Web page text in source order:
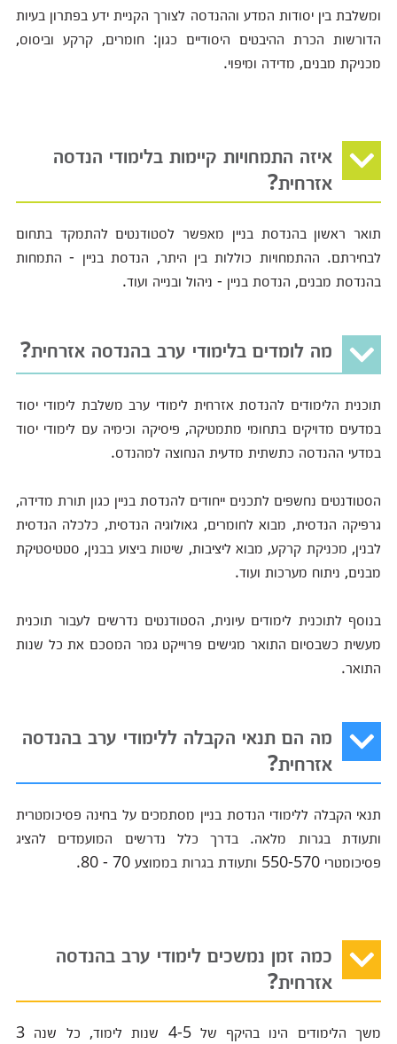
ומשלבת בין יסודות המדע וההנדסה לצורך הקניית ידע בפתרון בעיות
הדורשות הכרת ההיבטים היסודיים כגון: חומרים, קרקע וביסוס,
מכניקת מבנים, מדידה ומיפוי.
איזה התמחויות קיימות בלימודי הנדסה
אזרחית?
תואר ראשון בהנדסת בניין מאפשר לסטודנטים להתמקד בתחום
לבחירתם. ההתמחויות כוללות בין היתר, הנדסת בניין - התמחות
בהנדסת מבנים, הנדסת בניין - ניהול ובנייה ועוד.
מה לומדים בלימודי ערב בהנדסה אזרחית?
תוכנית הלימודים להנדסת אזרחית לימודי ערב משלבת לימודי יסוד
במדעים מדויקים בתחומי מתמטיקה, פיסיקה וכימיה עם לימודי יסוד
במדעי ההנדסה כתשתית מדעית הנחוצה למהנדס.
הסטודנטים נחשפים לתכנים ייחודים להנדסת בניין כגון תורת מדידה,
גרפיקה הנדסית, מבוא לחומרים, גאולוגיה הנדסית, כלכלה הנדסית
לבנין, מכניקת קרקע, מבוא ליציבות, שיטות ביצוע בבנין, סטטיסטיקת
מבנים, ניתוח מערכות ועוד.
בנוסף לתוכנית לימודים עיונית, הסטודנטים נדרשים לעבור תוכנית
מעשית כשבסיום התואר מגישים פרוייקט גמר המסכם את כל שנות
התואר.
מה הם תנאי הקבלה ללימודי ערב בהנדסה
אזרחית?
תנאי הקבלה ללימודי הנדסת בניין מסתמכים על בחינה פסיכומטרית
ותעודת בגרות מלאה. בדרך כלל נדרשים המועמדים להציג
פסיכומטרי 550-570 ותעודת בגרות בממוצע 70 - 80.
כמה זמן נמשכים לימודי ערב בהנדסה
אזרחית?
משך הלימודים הינו בהיקף של 4-5 שנות לימוד, כל שנה 3